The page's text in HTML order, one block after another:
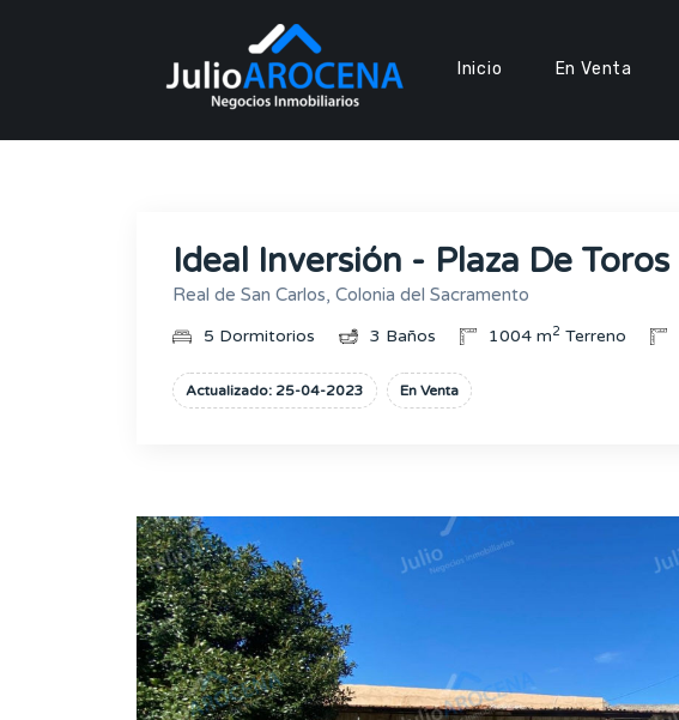
Inicio En Venta
Ideal Inversión - Plaza De Toros
Real de San Carlos, Colonia del Sacramento
5 Dormitorios 3 Baños 1004 m2 Terreno
Actualizado: 25-04-2023 En Venta